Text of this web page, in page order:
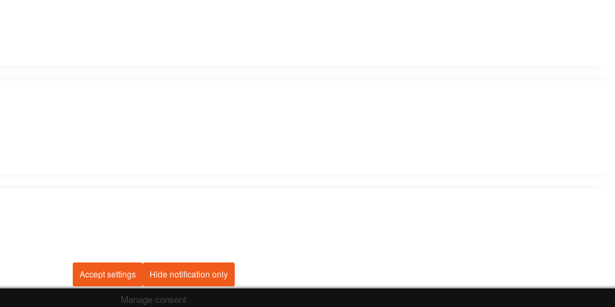
Accept settings Hide notification only
Manage consent